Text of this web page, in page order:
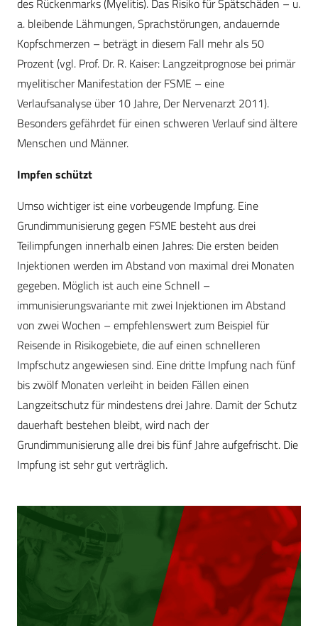
des Rückenmarks (Myelitis). Das Risiko für Spätschäden – u.
a. bleibende Lähmungen, Sprachstörungen, andauernde
Kopfschmerzen – beträgt in diesem Fall mehr als 50
Prozent (vgl. Prof. Dr. R. Kaiser: Langzeitprognose bei primär
myelitischer Manifestation der FSME – eine
Verlaufsanalyse über 10 Jahre, Der Nervenarzt 2011).
Besonders gefährdet für einen schweren Verlauf sind ältere
Menschen und Männer.
Impfen schützt
Umso wichtiger ist eine vorbeugende Impfung. Eine
Grundimmunisierung gegen FSME besteht aus drei
Teilimpfungen innerhalb einen Jahres: Die ersten beiden
Injektionen werden im Abstand von maximal drei Monaten
gegeben. Möglich ist auch eine Schnell –
immunisierungsvariante mit zwei Injektionen im Abstand
von zwei Wochen – empfehlenswert zum Beispiel für
Reisende in Risikogebiete, die auf einen schnelleren
Impfschutz angewiesen sind. Eine dritte Impfung nach fünf
bis zwölf Monaten verleiht in beiden Fällen einen
Langzeitschutz für mindestens drei Jahre. Damit der Schutz
dauerhaft bestehen bleibt, wird nach der
Grundimmunisierung alle drei bis fünf Jahre aufgefrischt. Die
Impfung ist sehr gut verträglich.